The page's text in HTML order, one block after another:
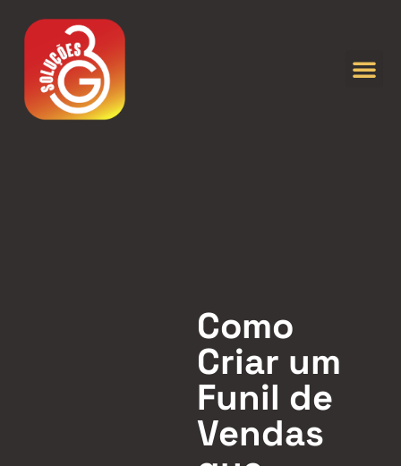
Como
Criar um
Funil de
Vendas